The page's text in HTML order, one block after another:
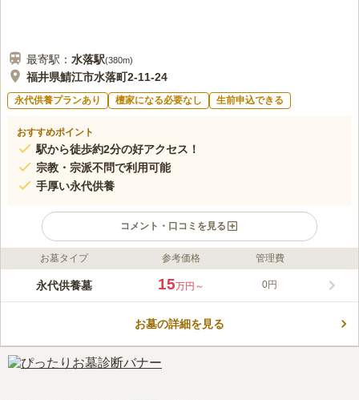
最寄駅： 水落駅(380m)
福井県鯖江市水落町2-11-24
永代供養プランあり 檀家になる必要なし 生前申込できる
おすすめポイント
駅から徒歩約2分の好アクセス！
宗教・宗派不問で利用可能
手厚い永代供養
コメント・口コミを見る
ライフドット編集部のコメント
永代供養墓 久遠の碑を管理・運営する法華寺は、宝徳元年
申し込みいただけます。一定期間の間、骨壺のまま保管できるプ
口コミ評価
お墓タイプ 参考価格 管理費
永代供養墓 15万円～ 0円
お墓の詳細を見る